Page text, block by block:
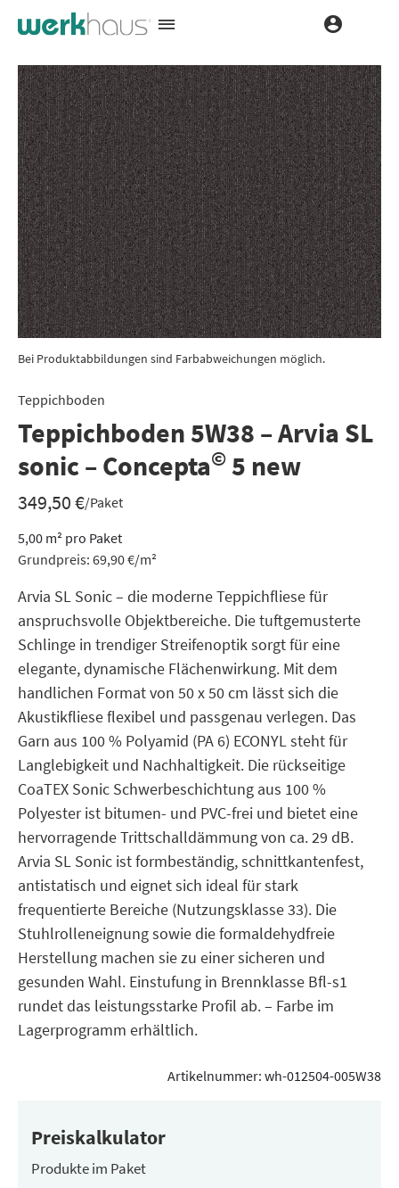
Bei Produktabbildungen sind Farbabweichungen möglich.
Teppichboden
Teppichboden 5W38 – Arvia SL
sonic – Concepta© 5 new
349,50€/Paket
5,00 m² pro Paket
Grundpreis: 69,90€/m²
Arvia SL Sonic – die moderne Teppichfliese für
anspruchsvolle Objektbereiche. Die tuftgemusterte
Schlinge in trendiger Streifenoptik sorgt für eine
elegante, dynamische Flächenwirkung. Mit dem
handlichen Format von 50 x 50 cm lässt sich die
Akustikfliese flexibel und passgenau verlegen. Das
Garn aus 100 % Polyamid (PA 6) ECONYL steht für
Langlebigkeit und Nachhaltigkeit. Die rückseitige
CoaTEX Sonic Schwerbeschichtung aus 100 %
Polyester ist bitumen- und PVC-frei und bietet eine
hervorragende Trittschalldämmung von ca. 29 dB.
Arvia SL Sonic ist formbeständig, schnittkantenfest,
antistatisch und eignet sich ideal für stark
frequentierte Bereiche (Nutzungsklasse 33). Die
Stuhlrolleneignung sowie die formaldehydfreie
Herstellung machen sie zu einer sicheren und
gesunden Wahl. Einstufung in Brennklasse Bfl-s1
rundet das leistungsstarke Profil ab. – Farbe im
Lagerprogramm erhältlich.
Artikelnummer: wh-012504-005W38
Preiskalkulator
Produkte im Paket